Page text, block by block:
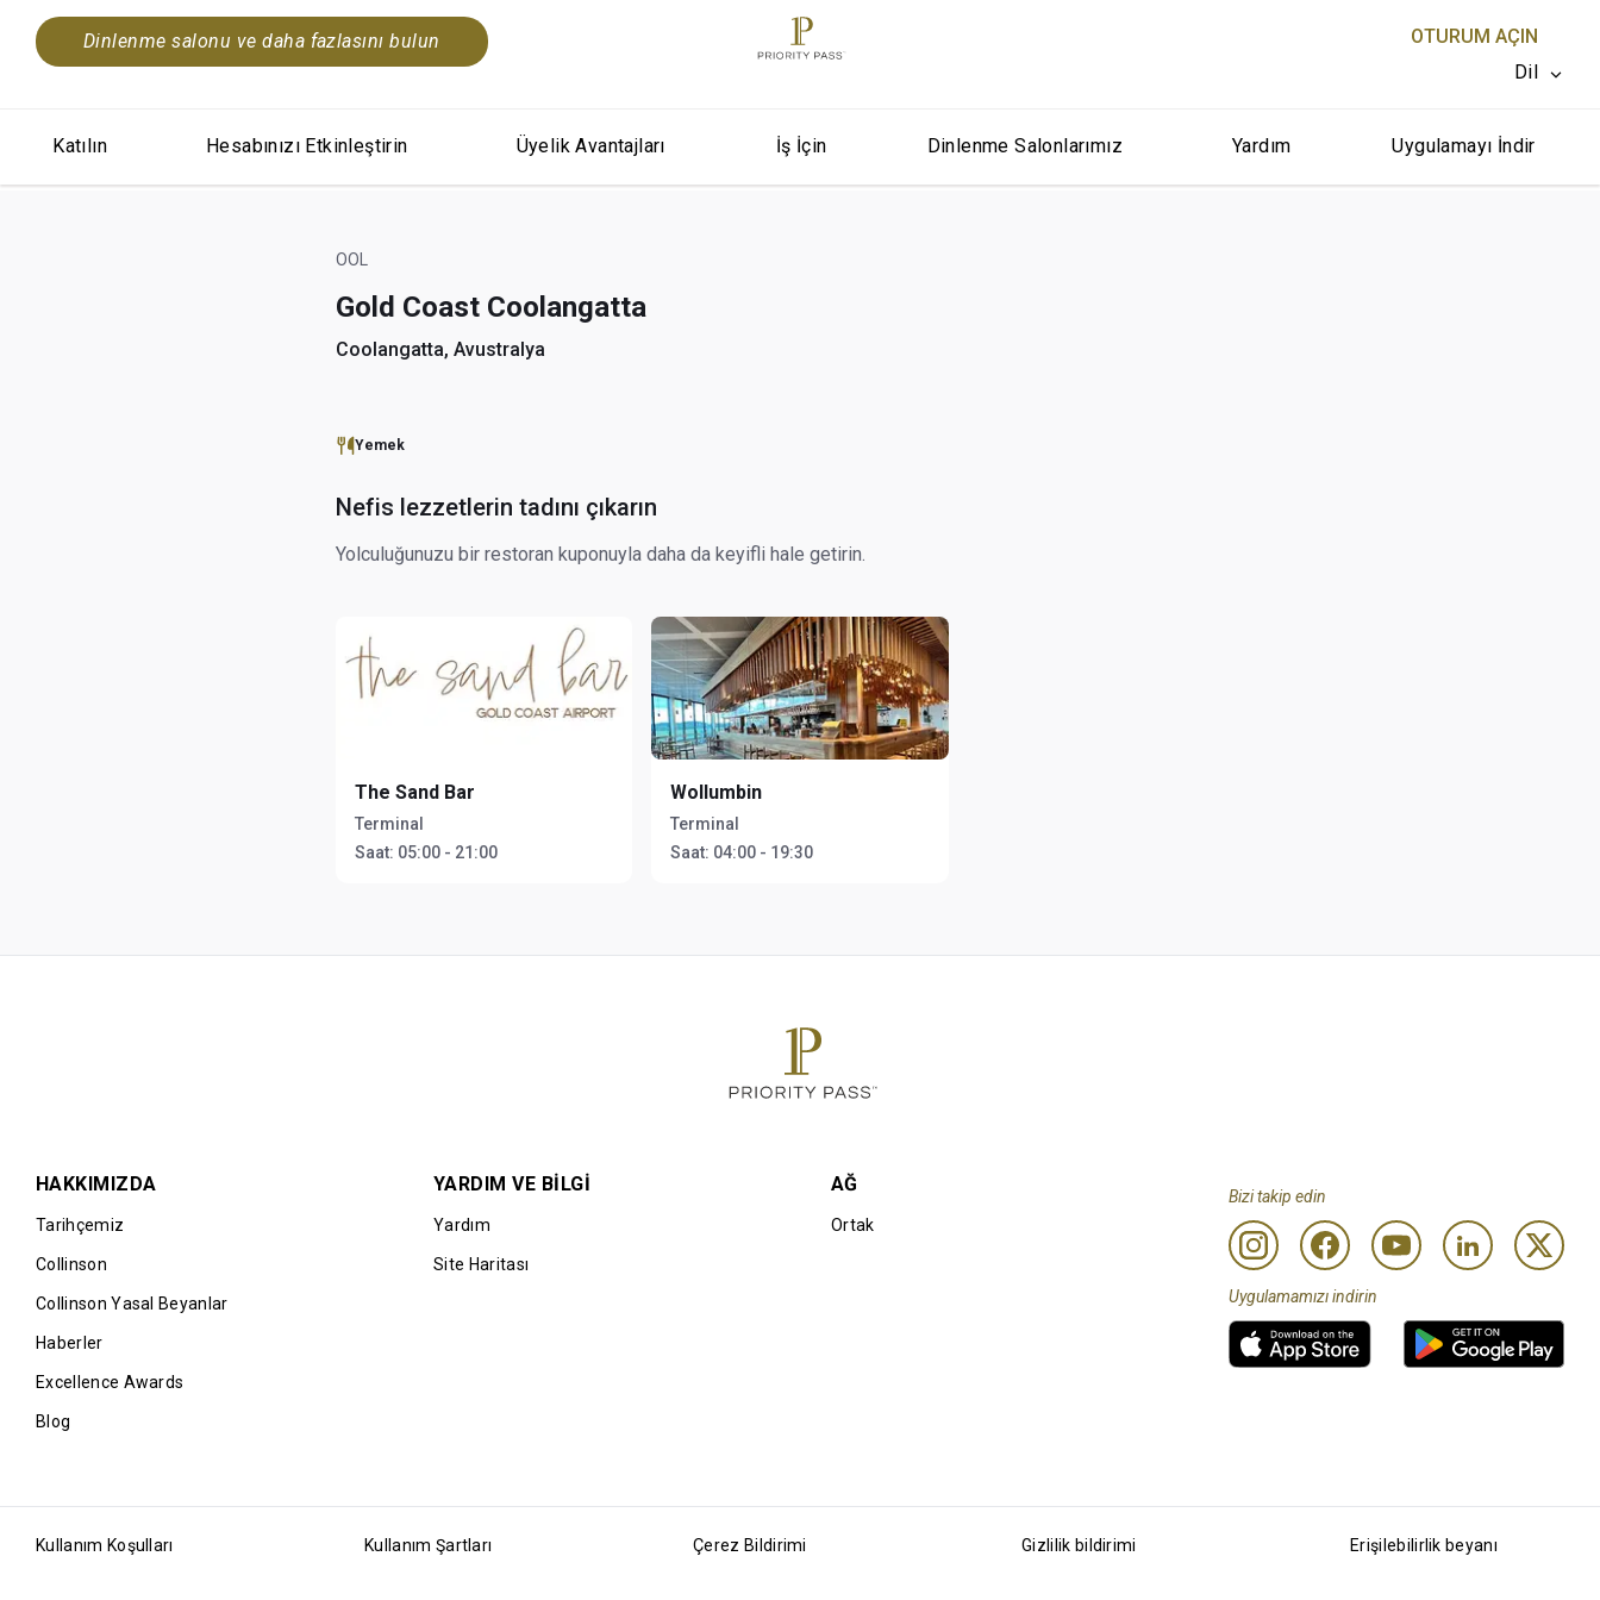
Dinlenme salonu ve daha fazlasını bulun
OTURUM AÇIN
Dil
KAPAT X
Katılın Hesabınızı Etkinleştirin Üyelik Avantajları İş İçin Dinlenme Salonlarımız Yardım Uygulamayı İndir
OOL
Gold Coast Coolangatta
Coolangatta, Avustralya
Yemek
Nefis lezzetlerin tadını çıkarın
Yolculuğunuzu bir restoran kuponuyla daha da keyifli hale getirin.
The Sand Bar
Terminal
Saat: 05:00 - 21:00
Wollumbin
Terminal
Saat: 04:00 - 19:30
HAKKIMIZDA
Tarihçemiz
Collinson
Collinson Yasal Beyanlar
Haberler
Excellence Awards
Blog
YARDIM VE BILGI
Yardım
Site Haritası
AĞ
Ortak
Bizi takip edin
Uygulamamızı indirin
Kullanım Koşulları Kullanım Şartları Çerez Bildirimi Gizlilik bildirimi Erişilebilirlik beyanı